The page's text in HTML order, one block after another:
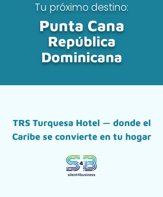
Tu próximo destino:
Punta Cana
República
Dominicana
TRS Turquesa Hotel — donde el
Caribe se convierte en tu hogar